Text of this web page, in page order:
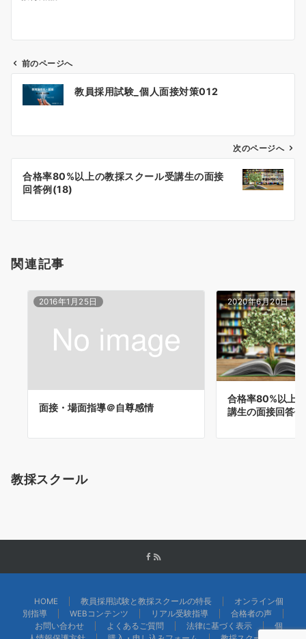
ビ
ン
前のページへ
教員採用試験_個人面接対策012
次のページへ
合格率80%以上の教採スクール受講生の面接
回答例(18)
関連記事
2016年1月25日
面接・場面指導＠自尊感情
2020年6月20日
合格率80%以上
講生の面接回答
教採スクール
HOME 教員採用試験と教採スクールの特長
オンライン個
別指導
WEBコンテンツ リアル受験指導
合格者の声
お問い合わせ
よくあるご質問 法律に基づく表示
個